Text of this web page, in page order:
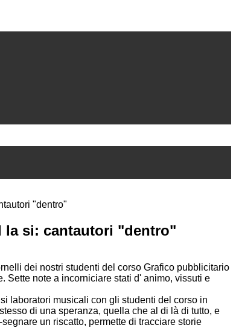
"dentro"
la si: cantautori "dentro"
dei nostri studenti del corso Grafico pubblicitario
Sette note a incorniciare stati d' animo, vissuti e
laboratori musicali con gli studenti del corso in
di una speranza, quella che al di là di tutto, e
un riscatto, permette di tracciare storie